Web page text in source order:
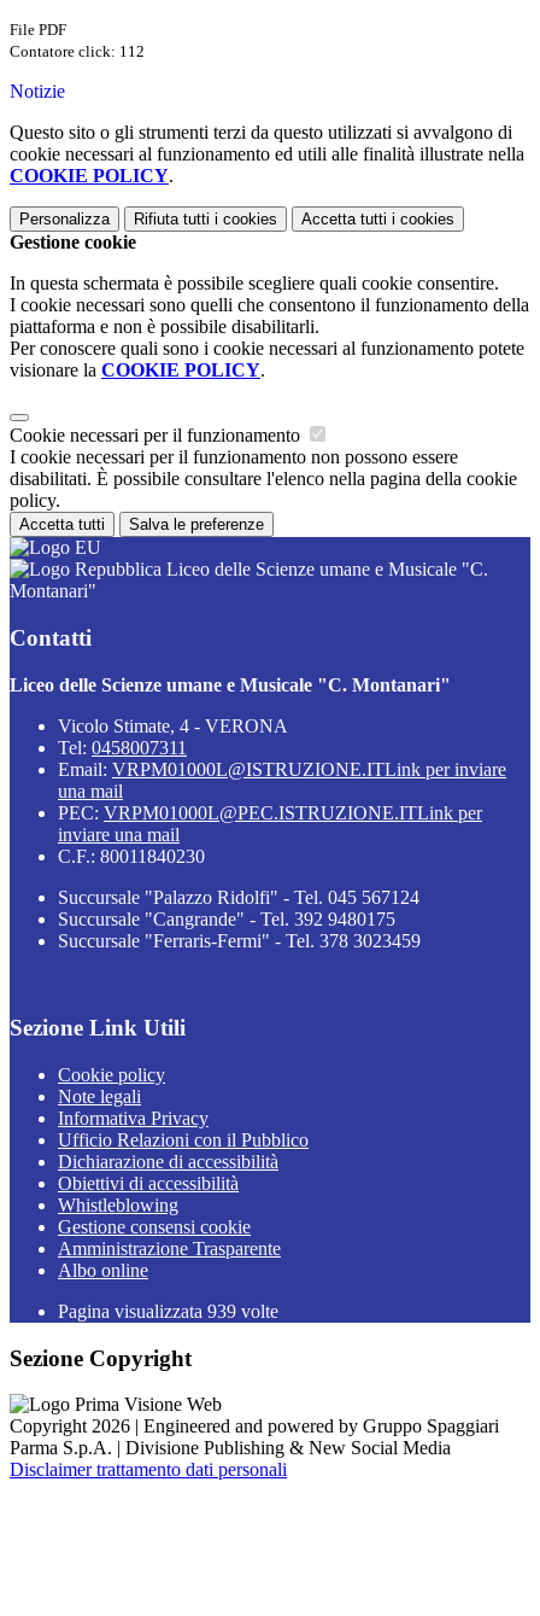
File PDF
Contatore click: 112
Notizie
Questo sito o gli strumenti terzi da questo utilizzati si avvalgono di
cookie necessari al funzionamento ed utili alle finalità illustrate nella
COOKIE POLICY.
Personalizza Rifiuta tutti i cookies Accetta tutti i cookies
Gestione cookie
In questa schermata è possibile scegliere quali cookie consentire.
I cookie necessari sono quelli che consentono il funzionamento della
piattaforma e non è possibile disabilitarli.
Per conoscere quali sono i cookie necessari al funzionamento potete
visionare la COOKIE POLICY.
Cookie necessari per il funzionamento
I cookie necessari per il funzionamento non possono essere
disabilitati. È possibile consultare l'elenco nella pagina della cookie
policy.
Accetta tutti Salva le preferenze
Liceo delle Scienze umane e Musicale "C.
Montanari"
Contatti
Liceo delle Scienze umane e Musicale "C. Montanari"
Vicolo Stimate, 4 - VERONA
Tel: 0458007311
Email: VRPM01000L@ISTRUZIONE.ITLink per inviare
una mail
PEC: VRPM01000L@PEC.ISTRUZIONE.ITLink per
inviare una mail
C.F.: 80011840230
Succursale "Palazzo Ridolfi" - Tel. 045 567124
Succursale "Cangrande" - Tel. 392 9480175
Succursale "Ferraris-Fermi" - Tel. 378 3023459
Sezione Link Utili
Cookie policy
Note legali
Informativa Privacy
Ufficio Relazioni con il Pubblico
Dichiarazione di accessibilità
Obiettivi di accessibilità
Whistleblowing
Gestione consensi cookie
Amministrazione Trasparente
Albo online
Pagina visualizzata 939 volte
Sezione Copyright
Copyright 2026 | Engineered and powered by Gruppo Spaggiari
Parma S.p.A. | Divisione Publishing & New Social Media
Disclaimer trattamento dati personali